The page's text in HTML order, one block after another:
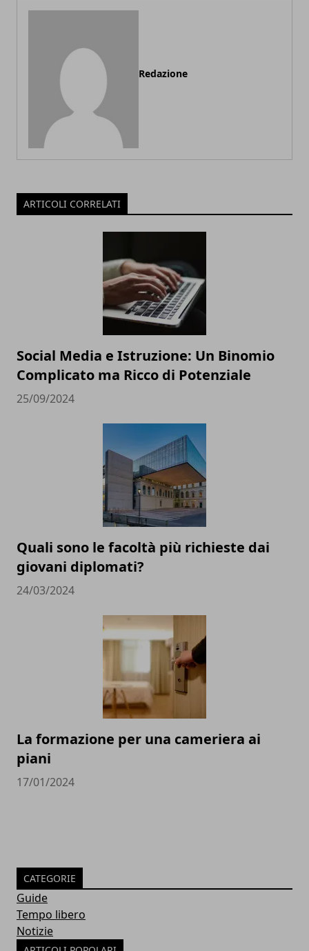
Redazione
ARTICOLI CORRELATI
Social Media e Istruzione: Un Binomio
Complicato ma Ricco di Potenziale
25/09/2024
Quali sono le facoltà più richieste dai
giovani diplomati?
24/03/2024
La formazione per una cameriera ai
piani
17/01/2024
CATEGORIE
Guide
Tempo libero
Notizie